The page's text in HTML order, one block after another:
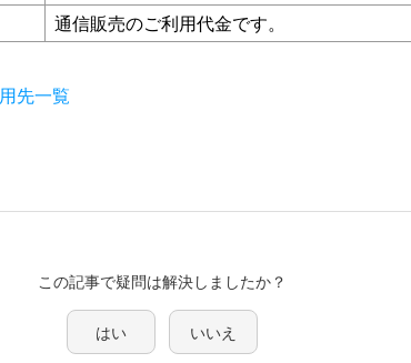
通信販売のご利用代金です。
先一覧
この記事で疑問は解決しましたか？
はい いいえ